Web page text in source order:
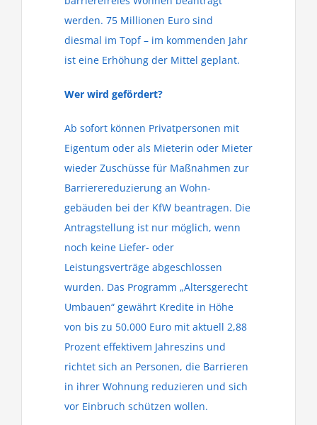
werden. 75 Millionen Euro sind
diesmal im Topf – im kommenden Jahr
ist eine Erhöhung der Mittel geplant.
Wer wird gefördert?
Ab sofort können Privatpersonen mit
Eigentum oder als Mieterin oder Mieter
wieder Zuschüsse für Maß­nahmen zur
Barriere­reduzierung an Wohn­
gebäuden bei der KfW beantragen. Die
Antragstellung ist nur möglich, wenn
noch keine Liefer- oder
Leistungsverträge abgeschlossen
wurden. Das Programm „Altersgerecht
Umbauen“ gewährt Kredite in Höhe
von bis zu 50.000 Euro mit aktuell 2,88
Prozent effektivem Jahreszins und
richtet sich an Personen, die Barrieren
in ihrer Wohnung reduzieren und sich
vor Einbruch schützen wollen.